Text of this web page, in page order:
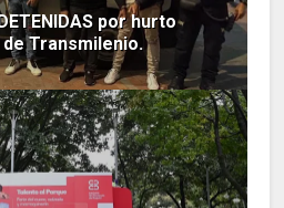
por hurto
Transmilenio.